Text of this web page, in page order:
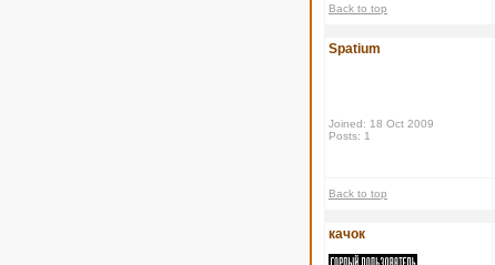
Back to top
Spatium
Joined: 18 Oct 2009
Posts: 1
Back to top
качок